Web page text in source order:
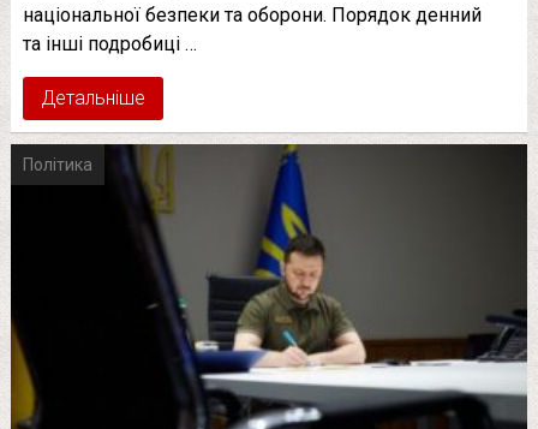
національної безпеки та оборони. Порядок денний
та інші подробиці …
Детальніше
Політика